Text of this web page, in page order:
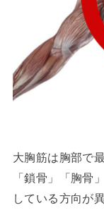
大胸筋は胸部で
「鎖骨」「胸骨
している方向が